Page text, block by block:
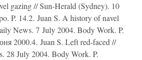
gazing // Sun-Herald (Sydney). 10
P. 14.2. Juan S. A history of navel
News. 7 July 2004. Body Work. P.
2000.4. Juan S. Left red-faced //
28 July 2004. Body Work. P.